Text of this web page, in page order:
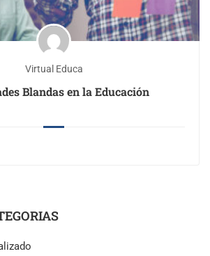
Virtual Educa
Blandas en la Educación